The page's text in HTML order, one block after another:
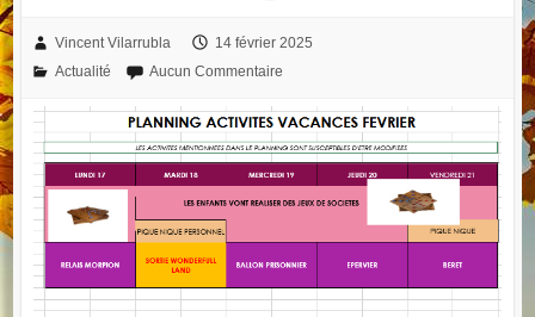
Vincent Vilarrubla
14 février 2025
Actualité
Aucun Commentaire